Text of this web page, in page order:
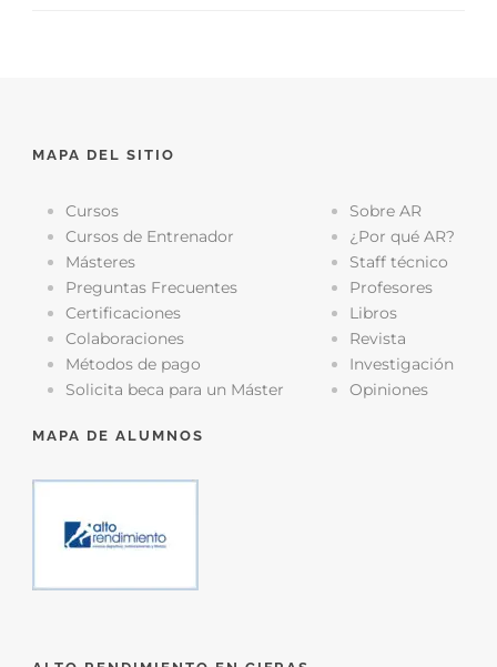
MAPA DEL SITIO
Cursos
Cursos de Entrenador
Másteres
Preguntas Frecuentes
Certificaciones
Colaboraciones
Métodos de pago
Solicita beca para un Máster
Sobre AR
¿Por qué AR?
Staff técnico
Profesores
Libros
Revista
Investigación
Opiniones
MAPA DE ALUMNOS